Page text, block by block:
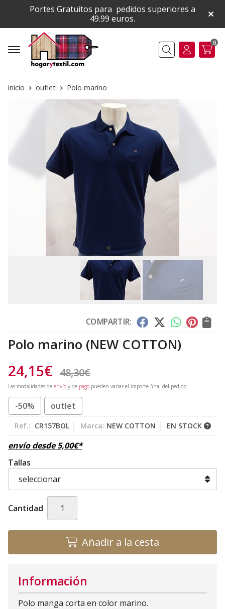
Portes Gratuitos para pedidos superiores a
49.99 euros.
Buscar
0
inicio outlet Polo marino
COMPARTIR:
Polo marino (NEW COTTON)
24,15€ 48,30€
Las modalidades de envío y de pago pueden variar el importe final del pedido.
-50% outlet
Ref.: CR157BOL Marca: NEW COTTON EN STOCK
envío desde5,00€*
Tallas
Cantidad
Añadir a la cesta
Información
Polo manga corta en color marino.